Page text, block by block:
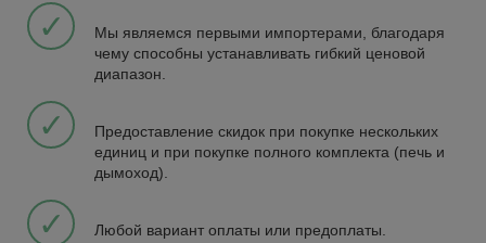
✓
Мы являемся первыми импортерами, благодаря
чему способны устанавливать гибкий ценовой
диапазон.
✓
Предоставление скидок при покупке нескольких
единиц и при покупке полного комплекта (печь и
дымоход).
✓ Любой вариант оплаты или предоплаты.